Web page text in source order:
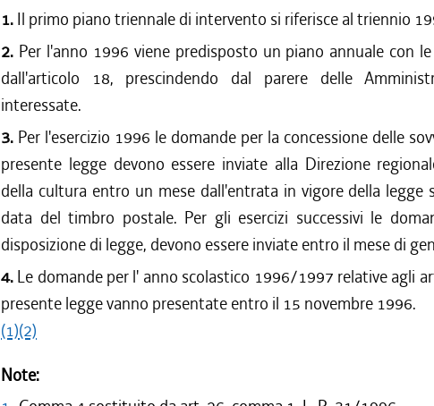
1. Il primo piano triennale di intervento si riferisce al triennio
2. Per l'anno 1996 viene predisposto un piano annuale con
dall'articolo 18, prescindendo dal parere delle
interessate.
3. Per l'esercizio 1996 le domande per la concessione delle
presente legge devono essere inviate alla Direzione
della cultura entro un mese dall'entrata in vigore della legge
data del timbro postale. Per gli esercizi successivi le
disposizione di legge, devono essere inviate entro il mese di
4. Le domande per l' anno scolastico 1996/1997 relative agli
presente legge vanno presentate entro il 15 novembre 1996.
(1)(2)
Note: